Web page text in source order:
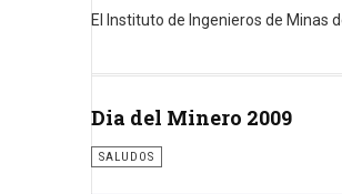
El Instituto de Ingenieros de Minas
Dia del Minero 2009
SALUDOS